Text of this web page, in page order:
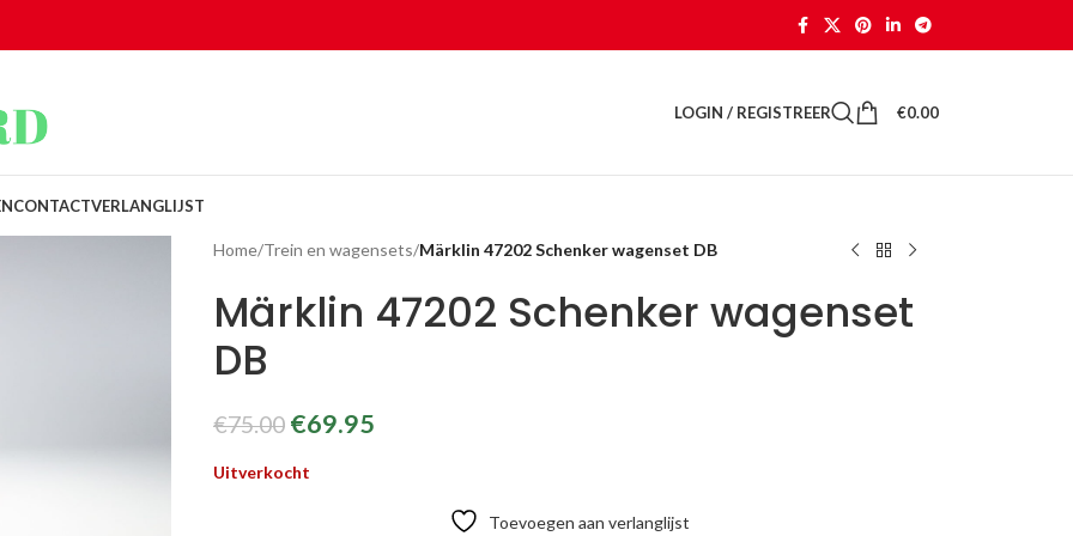
LOGIN / REGISTREER €0.00
CONTACTVERLANGLIJST
Home/Trein en wagensets/Märklin 47202 Schenker wagenset DB
Märklin 47202 Schenker wagenset
DB
€75.00 €69.95
Uitverkocht
Toevoegen aan verlanglijst